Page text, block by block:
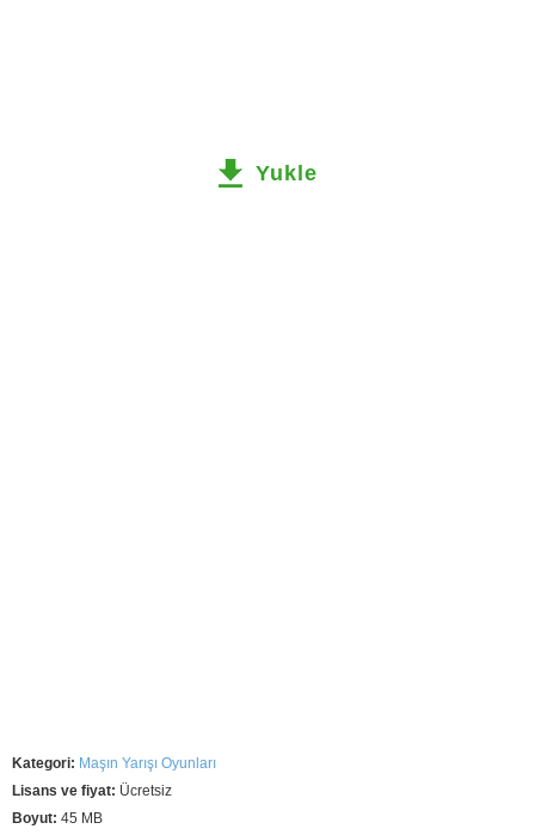
Yukle
Kategori: Maşın Yarışı Oyunları
Lisans ve fiyat: Ücretsiz
Boyut: 45 MB